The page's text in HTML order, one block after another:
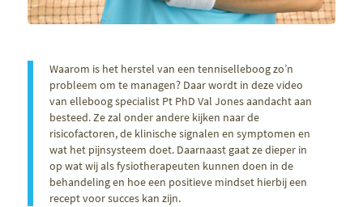
Waarom is het herstel van een tenniselleboog zo’n
probleem om te managen? Daar wordt in deze video
van elleboog specialist Pt PhD Val Jones aandacht aan
besteed. Ze zal onder andere kijken naar de
risicofactoren, de klinische signalen en symptomen en
wat het pijnsysteem doet. Daarnaast gaat ze dieper in
op wat wij als fysiotherapeuten kunnen doen in de
behandeling en hoe een positieve mindset hierbij een
recept voor succes kan zijn.